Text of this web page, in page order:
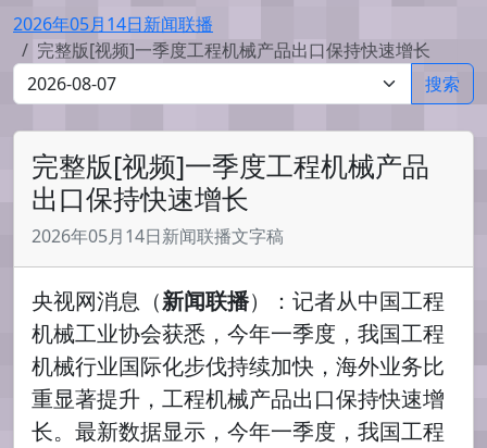
2026年05月14日新闻联播
完整版[视频]一季度工程机械产品出口保持快速增长
搜索
完整版[视频]一季度工程机械产品
出口保持快速增长
2026年05月14日新闻联播文字稿
央视网消息（新闻联播）：记者从中国工程
机械工业协会获悉，今年一季度，我国工程
机械行业国际化步伐持续加快，海外业务比
重显著提升，工程机械产品出口保持快速增
长。最新数据显示，今年一季度，我国工程